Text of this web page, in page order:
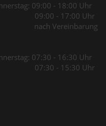
09:00 - 18:00 Uhr
- 17:00 Uhr
Vereinbarung
07:30 - 16:30 Uhr
- 15:30 Uhr